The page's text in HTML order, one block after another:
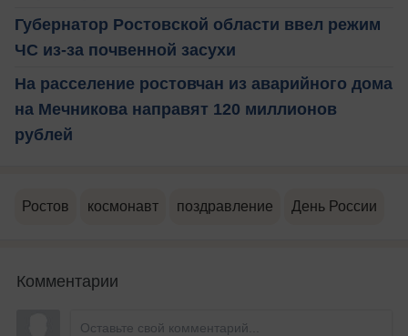
Губернатор Ростовской области ввел режим
ЧС из-за почвенной засухи
На расселение ростовчан из аварийного дома
на Мечникова направят 120 миллионов
рублей
Ростов космонавт поздравление День России
Комментарии